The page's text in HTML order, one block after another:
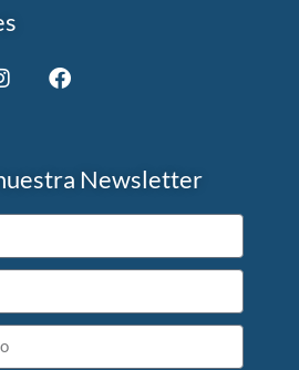
Newsletter